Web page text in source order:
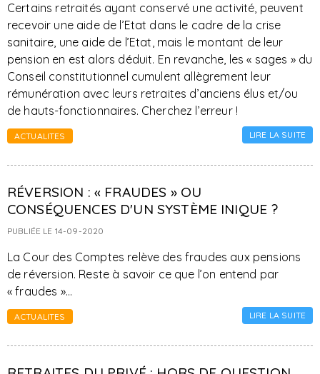
Certains retraités ayant conservé une activité, peuvent
recevoir une aide de l’Etat dans le cadre de la crise
sanitaire, une aide de l’Etat, mais le montant de leur
pension en est alors déduit. En revanche, les « sages » du
Conseil constitutionnel cumulent allègrement leur
rémunération avec leurs retraites d’anciens élus et/ou
de hauts-fonctionnaires. Cherchez l’erreur !
ACTUALITES LIRE LA SUITE
RÉVERSION : « FRAUDES » OU
CONSÉQUENCES D'UN SYSTÈME INIQUE ?
PUBLIÉE LE 14-09-2020
La Cour des Comptes relève des fraudes aux pensions
de réversion. Reste à savoir ce que l’on entend par
« fraudes »…
ACTUALITES LIRE LA SUITE